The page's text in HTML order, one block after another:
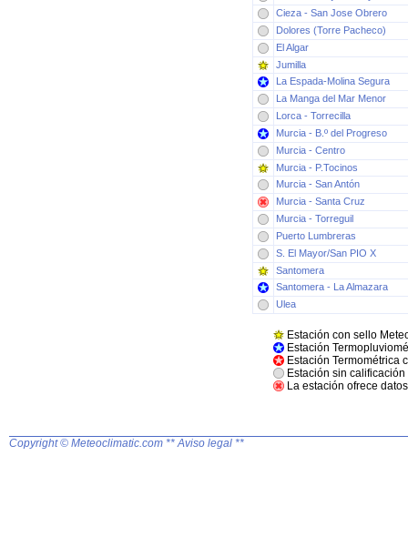
Cieza - San Jose Obrero
Dolores (Torre Pacheco)
El Algar
Jumilla
La Espada-Molina Segura
La Manga del Mar Menor
Lorca - Torrecilla
Murcia - B.º del Progreso
Murcia - Centro
Murcia - P.Tocinos
Murcia - San Antón
Murcia - Santa Cruz
Murcia - Torreguil
Puerto Lumbreras
S. El Mayor/San PIO X
Santomera
Santomera - La Almazara
Ulea
Estación con sello
Estación
Estación Termométrica
Estación sin
La estación ofrece
Copyright © Meteoclimatic.com ** Aviso legal **